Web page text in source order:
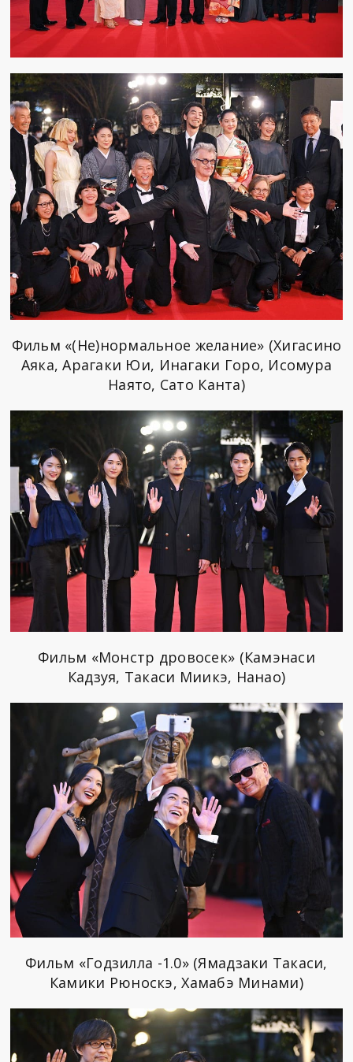
Фильм «(Не)нормальное желание» (Хигасино
Аяка, Арагаки Юи, Инагаки Горо, Исомура
Наято, Сато Канта)
Фильм «Монстр дровосек» (Камэнаси
Кадзуя, Такаси Миикэ, Нанао)
Фильм «Годзилла -1.0» (Ямадзаки Такаси,
Камики Рюноскэ, Хамабэ Минами)